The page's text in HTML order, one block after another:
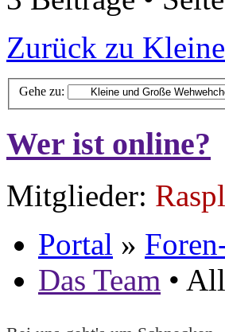
Zurück zu
Gehe zu:
Wer ist online?
Mitglieder:
Portal »
Das Team •